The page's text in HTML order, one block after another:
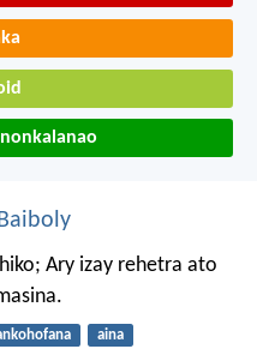
Ary izay rehetra ato
aina